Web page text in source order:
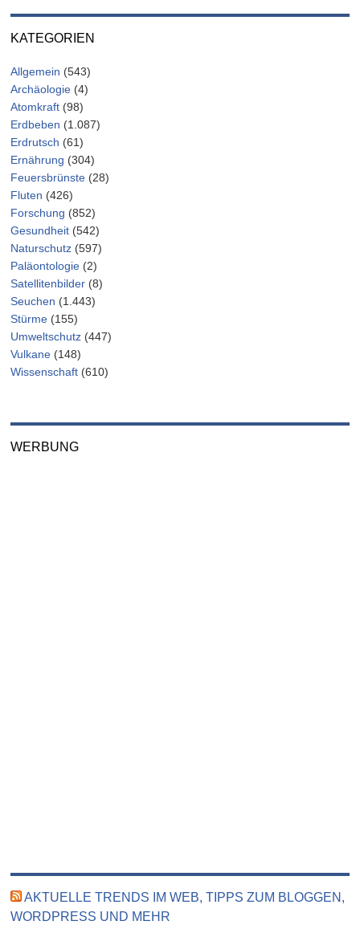
KATEGORIEN
Allgemein (543)
Archäologie (4)
Atomkraft (98)
Erdbeben (1.087)
Erdrutsch (61)
Ernährung (304)
Feuersbrünste (28)
Fluten (426)
Forschung (852)
Gesundheit (542)
Naturschutz (597)
Paläontologie (2)
Satellitenbilder (8)
Seuchen (1.443)
Stürme (155)
Umweltschutz (447)
Vulkane (148)
Wissenschaft (610)
WERBUNG
AKTUELLE TRENDS IM WEB, TIPPS ZUM BLOGGEN,
WORDPRESS UND MEHR